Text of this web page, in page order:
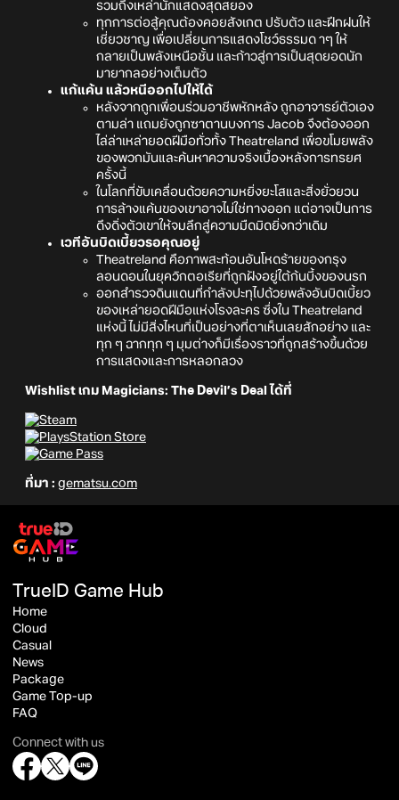
รวมถึงเหล่านักแสดงสุดสยอง
ทุกการต่อสู้คุณต้องคอยสังเกต ปรับตัว และฝึกฝนให้
เชี่ยวชาญ เพื่อเปลี่ยนการแสดงโชว์ธรรมด าๆ ให้
กลายเป็นพลังเหนือชั้น และก้าวสู่การเป็นสุดยอดนัก
มายากลอย่างเต็มตัว
แก้แค้น แล้วหนีออกไปให้ได้
หลังจากถูกเพื่อนร่วมอาชีพหักหลัง ถูกอาจารย์ตัวเอง
ตามล่า แถมยังถูกซาตานบงการ Jacob จึงต้องออก
ไล่ล่าเหล่ายอดฝีมือทั่วทั้ง Theatreland เพื่อขโมยพลัง
ของพวกมันและค้นหาความจริงเบื้องหลังการทรยศ
ครั้งนี้
ในโลกที่ขับเคลื่อนด้วยความหยิ่งยะโสและสิ่งยั่วยวน
การล้างแค้นของเขาอาจไม่ใช่ทางออก แต่อาจเป็นการ
ดึงดิ่งตัวเขาให้จมลึกสู่ความมืดมิดยิ่งกว่าเดิม
เวทีอันบิดเบี้ยวรอคุณอยู่
Theatreland คือภาพสะท้อนอันโหดร้ายของกรุง
ลอนดอนในยุควิกตอเรียที่ถูกฝังอยู่ใต้ก้นบึ้งของนรก
ออกสำรวจดินแดนที่กำลังปะทุไปด้วยพลังอันบิดเบี้ยว
ของเหล่ายอดฝีมือแห่งโรงละคร ซึ่งใน Theatreland
แห่งนี้ ไม่มีสิ่งไหนที่เป็นอย่างที่ตาเห็นเลยสักอย่าง และ
ทุก ๆ ฉากทุก ๆ มุมต่างก็มีเรื่องราวที่ถูกสร้างขึ้นด้วย
การแสดงและการหลอกลวง
Wishlist เกม Magicians: The Devil’s Deal ได้ที่
ที่มา : gematsu.com
TrueID Game Hub
Home
Cloud
Casual
News
Package
Game Top-up
FAQ
Connect with us